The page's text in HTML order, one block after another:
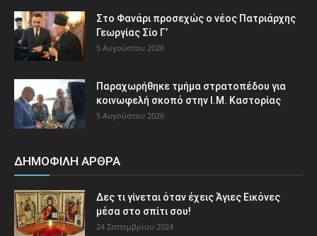
Στο Φανάρι προσεχώς ο νέος Πατριάρχης
Γεωργίας Σίο Γ’
5 Αυγούστου 2026
Παραχωρήθηκε τμήμα στρατοπέδου για
κοινωφελή σκοπό στην Ι.Μ. Καστορίας
5 Αυγούστου 2026
ΔΗΜΟΦΙΛΗ ΑΡΘΡΑ
Δες τι γίνεται όταν έχεις Άγιες Εικόνες
μέσα στο σπίτι σου!
24 Σεπτεμβρίου 2024